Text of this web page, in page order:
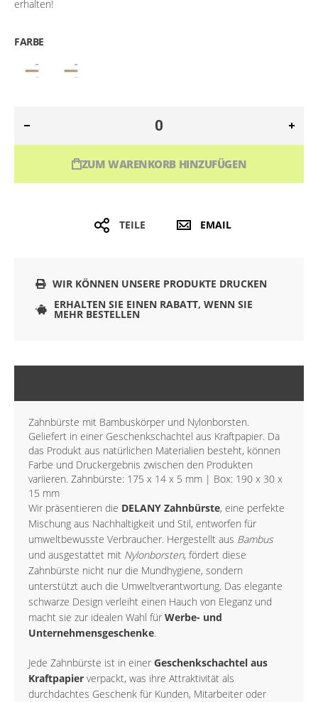
erhalten!
FARBE
ZUM WARENKORB HINZUFÜGEN
TEILE EMAIL
WIR KÖNNEN UNSERE PRODUKTE DRUCKEN
ERHALTEN SIE EINEN RABATT, WENN SIE
MEHR BESTELLEN
Zahnbürste mit Bambuskörper und Nylonborsten.
Geliefert in einer Geschenkschachtel aus Kraftpapier. Da
das Produkt aus natürlichen Materialien besteht, können
Farbe und Druckergebnis zwischen den Produkten
variieren. Zahnbürste: 175 x 14 x 5 mm | Box: 190 x 30 x
15 mm
Wir präsentieren die DELANY Zahnbürste, eine perfekte
Mischung aus Nachhaltigkeit und Stil, entworfen für
umweltbewusste Verbraucher. Hergestellt aus Bambus
und ausgestattet mit Nylonborsten, fördert diese
Zahnbürste nicht nur die Mundhygiene, sondern
unterstützt auch die Umweltverantwortung. Das elegante
schwarze Design verleiht einen Hauch von Eleganz und
macht sie zur idealen Wahl für Werbe- und
Unternehmensgeschenke.
Jede Zahnbürste ist in einer Geschenkschachtel aus
Kraftpapier verpackt, was ihre Attraktivität als
durchdachtes Geschenk für Kunden, Mitarbeiter oder